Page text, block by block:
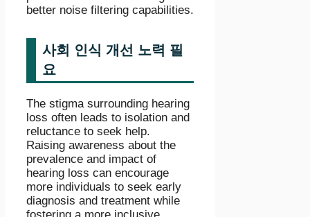
better noise filtering capabilities.
사회 인식 개선 노력 필
요
The stigma surrounding hearing
loss often leads to isolation and
reluctance to seek help.
Raising awareness about the
prevalence and impact of
hearing loss can encourage
more individuals to seek early
diagnosis and treatment while